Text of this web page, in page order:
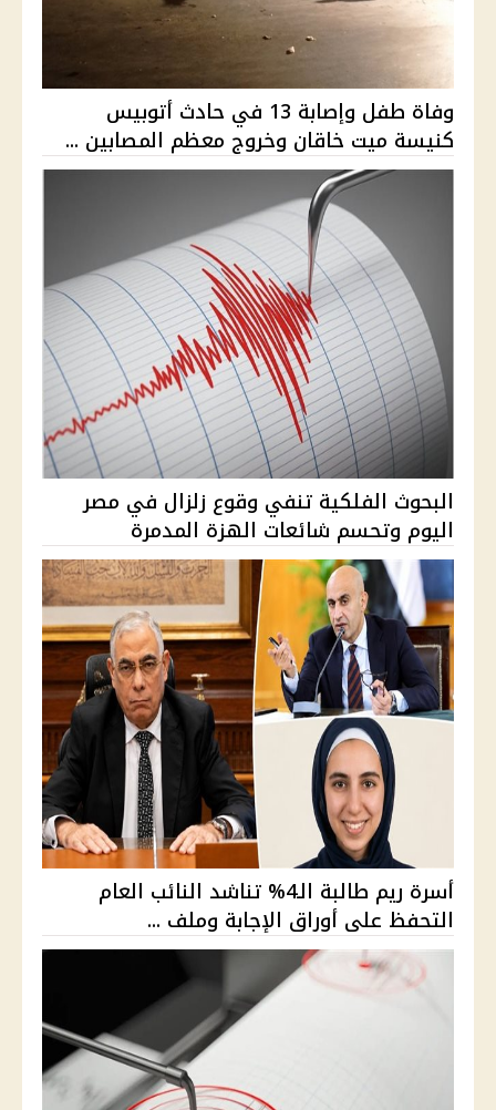
وفاة طفل وإصابة 13 في حادث أتوبيس
كنيسة ميت خاقان وخروج معظم المصابين ...
البحوث الفلكية تنفي وقوع زلزال في مصر
اليوم وتحسم شائعات الهزة المدمرة
أسرة ريم طالبة الـ4% تناشد النائب العام
التحفظ على أوراق الإجابة وملف ...